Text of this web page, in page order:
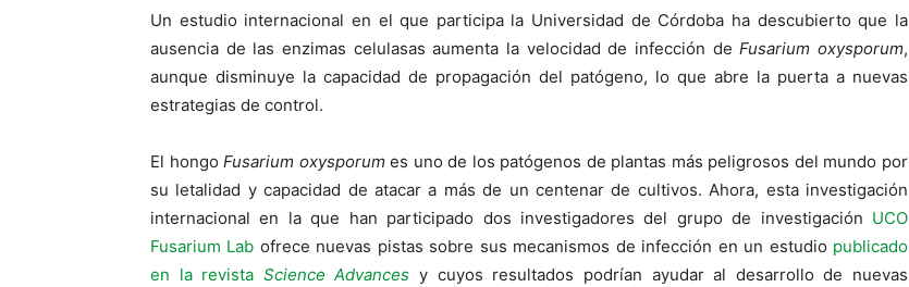
Un estudio internacional en el que participa la Universidad de Córdoba ha descubierto que la
ausencia de las enzimas celulasas aumenta la velocidad de infección deFusarium oxysporum,
aunque disminuye la capacidad de propagación del patógeno, lo que abre la puerta a nuevas
estrategias de control.
El hongoFusarium oxysporumes uno de los patógenos de plantas más peligrosos del mundo por
su letalidad y capacidad de atacar a más de un centenar de cultivos. Ahora, esta investigación
internacional en la que han participado dos investigadores del grupo de investigación UCO
Fusarium Lab ofrece nuevas pistas sobre sus mecanismos de infección en un estudio publicado
en la revista Science Advances y cuyos resultados podrían ayudar al desarrollo de nuevas